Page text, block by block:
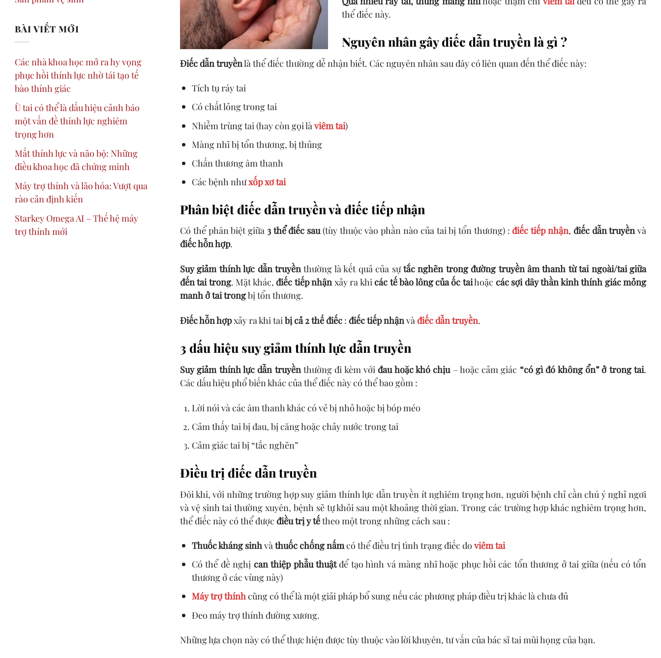
BÀI VIẾT MỚI
Các nhà khoa học mở ra hy vọng
phục hồi thính lực nhờ tái tạo tế
bào thính giác
Ù tai có thể là dấu hiệu cảnh báo
một vấn đề thính lực nghiêm
trọng hơn
Mất thính lực và não bộ: Những
điều khoa học đã chứng minh
Máy trợ thính và lão hóa: Vượt qua
rào cản định kiến
Starkey Omega AI – Thế hệ máy
trợ thính mới
thể điếc này.
Nguyên nhân gây điếc dẫn truyền là gì ?
Điếc dẫn truyềnlà thể điếc thường dễ nhận biết. Các nguyên nhân sau đây có liên quan đến thể điếc này:
Tích tụ ráy tai
Có chất lỏng trong tai
Nhiễm trùng tai (hay còn gọi là viêm tai)
Màng nhĩ bị tổn thương, bị thủng
Chấn thương âm thanh
Các bệnh nhưxốp xơ tai
Phân biệt điếc dẫn truyền và điếc tiếp nhận
Có thể phân biệt giữa 3 thể điếc sau(tùy thuộc vào phần nào của tai bị tổn thương) : điếc tiếp nhận, điếc dẫn truyềnvà
điếc hỗn hợp.
Suy giảm thính lực dẫn truyềnthường là kết quả của sựtắc nghẽn trong đường truyền âm thanh từ tai ngoài/tai giữa
đến tai trong. Mặt khác,điếc tiếp nhậnxảy ra khicác tế bào lông của ốc taihoặc các sợi dây thần kinh thính giác mỏng
manh ở tai trongbị tổn thương.
Điếc hỗn hợpxảy ra khi taibị cả 2 thế điếc : điếc tiếp nhậnvà điếc dẫn truyền.
3 dấu hiệu suy giảm thính lực dẫn truyền
Suy giảm thính lực dẫn truyềnthường đi kèm vớiđau hoặc khó chịu– hoặc cảm giác “có gì đó không ổn” ở trong tai.
Các dấu hiệu phổ biến khác của thể điếc này có thể bao gồm :
Lời nói và các âm thanh khác có vẻ bị nhỏ hoặc bị bóp méo
Cảm thấy tai bị đau, bị căng hoặc chảy nước trong tai
Cảm giác tai bị “tắc nghẽn”
Điều trị điếc dẫn truyền
Đôi khi, với những trường hợp suy giảm thính lực dẫn truyền ít nghiêm trọng hơn, người bệnh chỉ cần chú ý nghỉ ngơi
và vệ sinh tai thường xuyên, bệnh sẽ tự khỏi sau một khoảng thời gian. Trong các trường hợp khác nghiêm trọng hơn,
thể điếc này có thể được điều trị y tếtheo một trong những cách sau :
Thuốc kháng sinhvàthuốc chống nấmcó thể điều trị tình trạng điếc do viêm tai
Có thể đề nghị can thiệp phẫu thuậtđể tạo hình vá màng nhĩ hoặc phục hồi các tổn thương ở tai giữa (nếu có tổn
thương ở các vùng này)
Máy trợ thínhcũng có thể là một giải pháp bổ sung nếu các phương pháp điều trị khác là chưa đủ
Đeo máy trợ thính đường xương.
Những lựa chọn này có thể thực hiện được tùy thuộc vào lời khuyên, tư vấn của bác sĩ tai mũi họng của bạn.